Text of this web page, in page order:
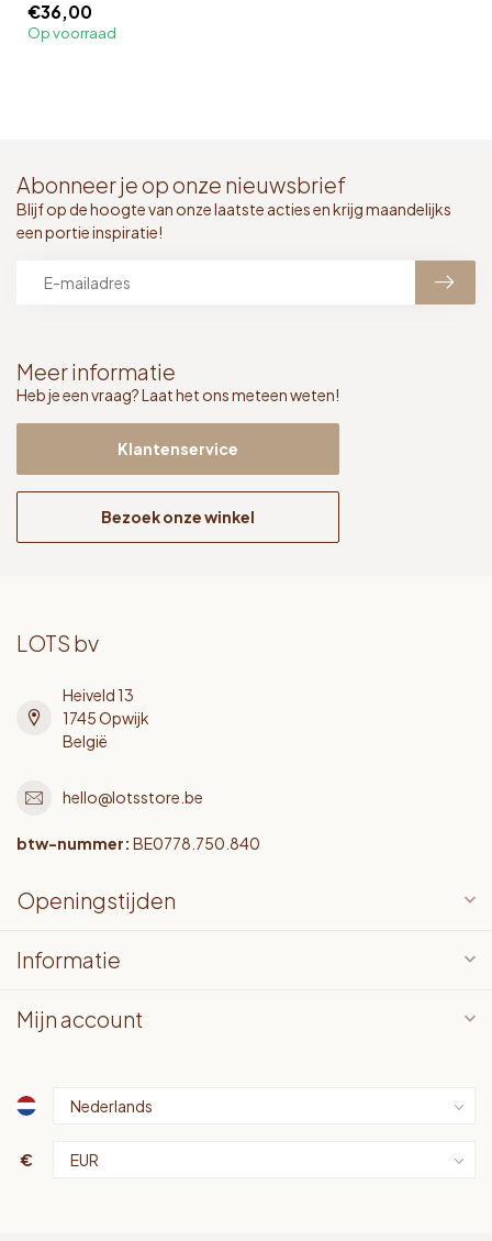
€36,00
Op voorraad
Meer informatie
Heb je een vraag? Laat het ons meteen weten!
Klantenservice
Bezoek onze winkel
Abonneer je op onze nieuwsbrief
Blijf op de hoogte van onze laatste acties en krijg maandelijks
een portie inspiratie!
LOTS bv
Heiveld 13
1745 Opwijk
België
hello@lotsstore.be
btw-nummer: BE0778.750.840
Openingstijden
Informatie
Mijn account
€